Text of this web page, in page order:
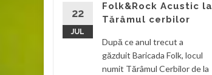
22
JUL
Folk&Rock Acustic la
Tărâmul cerbilor
După ce anul trecut a
găzduit Baricada Folk, locul
numit Tărâmul Cerbilor de la